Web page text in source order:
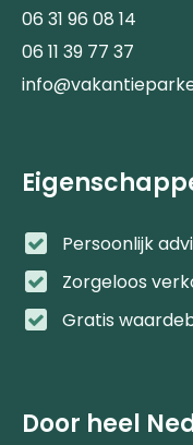
06 31 96 08 14
06 11 39 77 37
Persoonlijk
Zorgeloos
Gratis
Door heel